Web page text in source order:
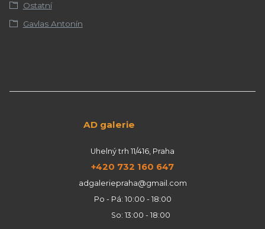
Ostatní
Gavlas Antonín
AD galerie
Uhelný trh 11/416, Praha
+420 732 160 647
adgaleriepraha@gmail.com
Po - Pá: 10:00 - 18:00
So: 13:00 - 18:00